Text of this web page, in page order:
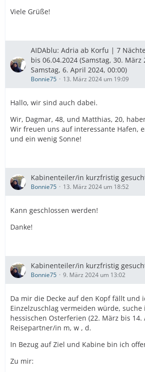
Viele Grüße!
AIDAblu: Adria ab Korfu | 7
bis 06.04.2024 (Samstag, 30. März
Samstag, 6. April 2024, 00:00)
Bonnie75 13. März 2024 um 19:09
Hallo, wir sind auch dabei.
Wir, Dagmar, 48, und Matthias, 20,
Wir freuen uns auf interessante Hafen,
und ein wenig Sonne!
Kabinenteiler/in kurzfristig
Bonnie75 13. März 2024 um 18:52
Kann geschlossen werden!
Danke!
Kabinenteiler/in kurzfristig
Bonnie75 9. März 2024 um 13:02
Da mir die Decke auf den Kopf fällt und
Einzelzuschlag vermeiden würde,
hessischen Osterferien (22. März bis 14.
Reisepartner/in m, w , d.
In Bezug auf Ziel und Kabine bin ich
Zu mir: